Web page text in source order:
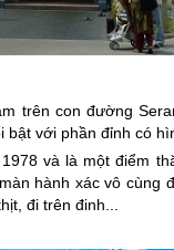
​​trên con đường
bật với phần đỉnh có
và là một điểm
hành xác vô
đi trên đinh...